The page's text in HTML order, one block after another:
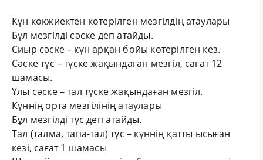
Күн көкжиектен көтерілген мезгілдің атаулары
Бұл мезгілді сәске деп атайды.
Сиыр сәске – күн арқан бойы көтерілген кез.
Сәске түс – түске жақындаған мезгіл, сағат 12
шамасы.
Ұлы сәске – тал түске жақындаған мезгіл.
Күннің орта мезгілінің атаулары
Бұл мезгілді түс деп атайды.
Тал (талма, тапа-тал) түс – күннің қатты ысыған
кезі, сағат 1 шамасы